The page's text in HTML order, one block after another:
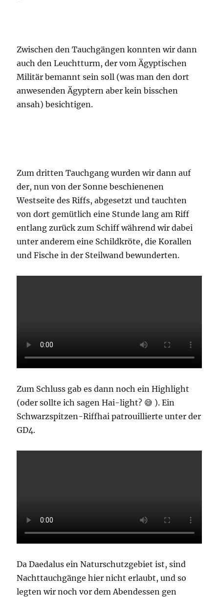
Zwischen den Tauchgängen konnten wir dann
auch den Leuchtturm, der vom Ägyptischen
Militär bemannt sein soll (was man den dort
anwesenden Ägyptern aber kein bisschen
ansah) besichtigen.
Zum dritten Tauchgang wurden wir dann auf
der, nun von der Sonne beschienenen
Westseite des Riffs, abgesetzt und tauchten
von dort gemütlich eine Stunde lang am Riff
entlang zurück zum Schiff während wir dabei
unter anderem eine Schildkröte, die Korallen
und Fische in der Steilwand bewunderten.
Zum Schluss gab es dann noch ein Highlight
(oder sollte ich sagen Hai-light? 😅 ). Ein
Schwarzspitzen-Riffhai patrouillierte unter der
GD4.
Da Daedalus ein Naturschutzgebiet ist, sind
Nachttauchgänge hier nicht erlaubt, und so
legten wir noch vor dem Abendessen gen